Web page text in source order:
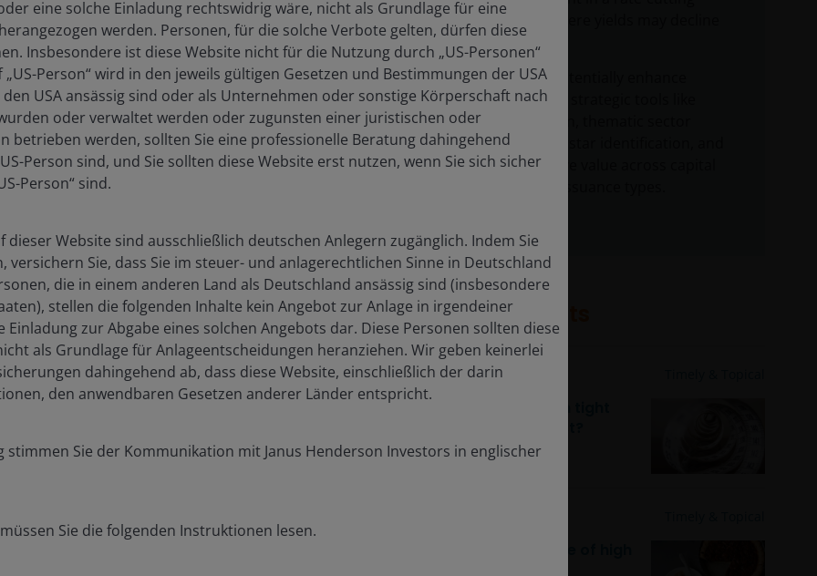
bonds. They are not called high yield bonds
the difference between the yield on a corporate
similar maturity – becomes historically low? Is an
might investors use to try and enhance returns?
Average leverage levels (debt as a proportion
can cover interest payments with earnings)
contained (1.1% for US high yield and 2.9% for
are prepared to accept less compensation
fact, they have been lower 40% of the time over the
to move lower (see Figure 1). Recall that bond
(Fed) leaning towards further rate cuts.
environment where yields may decline
further.
Investors can potentially enhance
returns through strategic tools like
security selection, thematic sector
exposure, rising star identification, and
exploiting relative value across capital
Related insights
3 Oct 2025
eine solche Einladung rechtswidrig wäre, nicht als Grundlage für eine
werden. Personen, für die solche Verbote gelten, dürfen diese
Insbesondere ist diese Website nicht für die Nutzung durch „US-Personen“
Person“ wird in den jeweils gültigen Gesetzen und Bestimmungen der USA
USA ansässig sind oder als Unternehmen oder sonstige Körperschaft nach
oder verwaltet werden oder zugunsten einer juristischen oder
betrieben werden, sollten Sie eine professionelle Beratung dahingehend
Person sind, und Sie sollten diese Website erst nutzen, wenn Sie sich sicher
Person“ sind.
Website sind ausschließlich deutschen Anlegern zugänglich. Indem Sie
versichern Sie, dass Sie im steuer- und anlagerechtlichen Sinne in Deutschland
die in einem anderen Land als Deutschland ansässig sind (insbesondere
stellen die folgenden Inhalte kein Angebot zur Anlage in irgendeiner
Einladung zur Abgabe eines solchen Angebots dar. Diese Personen sollten diese
als Grundlage für Anlageentscheidungen heranziehen. Wir geben keinerlei
dahingehend ab, dass diese Website, einschließlich der darin
den anwendbaren Gesetzen anderer Länder entspricht.
Sie der Kommunikation mit Janus Henderson Investors in englischer
Sie die folgenden Instruktionen lesen.